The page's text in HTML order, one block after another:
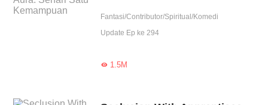
Fantasi/Contributor/Spiritual/Komedi
Update Ep ke 294
1.5M